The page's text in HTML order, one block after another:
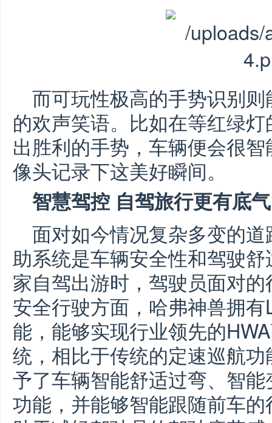
而可玩性极高的手势识别
的欢声笑语。比如在等红绿
出胜利的手势，车辆便会很
像头记录下这美好瞬间。
智慧驾控 自驾旅行更有底气
面对如今情况复杂多变的
助系统是车辆安全性和驾驶
家自驾出游时，驾驶员面对
安全行驶方面，哈弗神兽拥
能，能够实现行业领先的
统，相比于传统的定速巡航
予了车辆智能舒适过弯、智
功能，并能够智能跟随前车